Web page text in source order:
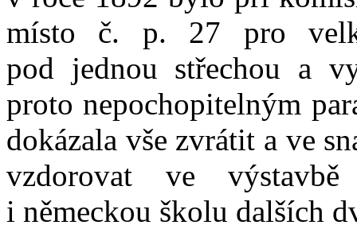
místo č. p. 27 pro
pod jednou střechou a
proto nepochopitelným
dokázala vše zvrátit a ve
vzdorovat ve
i německou školu dalších